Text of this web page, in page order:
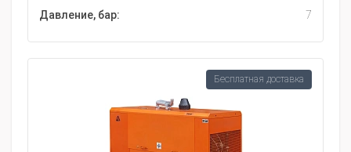
Давление, бар:
7
Бесплатная доставка